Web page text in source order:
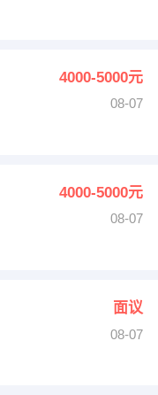
4000-5000元
08-07
4000-5000元
08-07
面议
08-07